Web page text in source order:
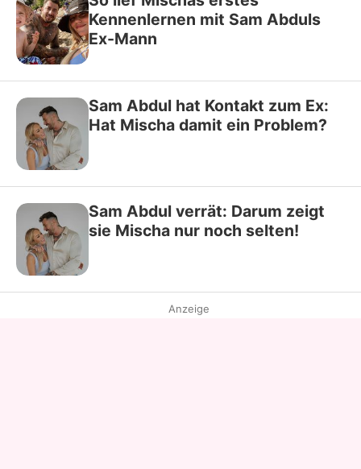
Kennenlernen mit Sam Abduls
Ex-Mann
Sam Abdul hat Kontakt zum Ex:
Hat Mischa damit ein Problem?
Sam Abdul verrät: Darum zeigt
sie Mischa nur noch selten!
Anzeige